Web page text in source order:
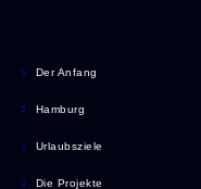
Der Anfang
Hamburg
Urlaubsziele
Die Projekte